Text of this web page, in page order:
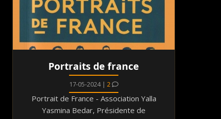
Portraits de france
17-05-2024 | 2
Portrait de France - Association Yalla
Yasmina Bedar, Présidente de